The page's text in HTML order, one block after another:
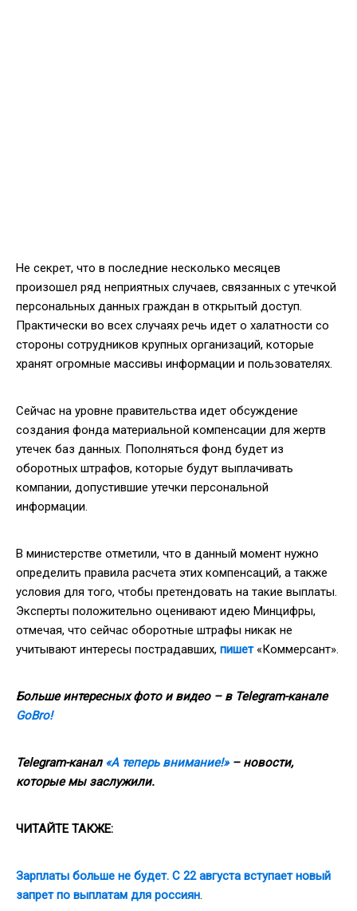
Не секрет, что в последние несколько месяцев
произошел ряд неприятных случаев, связанных с утечкой
персональных данных граждан в открытый доступ.
Практически во всех случаях речь идет о халатности со
стороны сотрудников крупных организаций, которые
хранят огромные массивы информации и пользователях.
Сейчас на уровне правительства идет обсуждение
создания фонда материальной компенсации для жертв
утечек баз данных. Пополняться фонд будет из
оборотных штрафов, которые будут выплачивать
компании, допустившие утечки персональной
информации.
В министерстве отметили, что в данный момент нужно
определить правила расчета этих компенсаций, а также
условия для того, чтобы претендовать на такие выплаты.
Эксперты положительно оценивают идею Минцифры,
отмечая, что сейчас оборотные штрафы никак не
учитывают интересы пострадавших, пишет«Коммерсант».
Больше интересных фото и видео – в Telegram-канале
GoBro!
Telegram-канал «А теперь внимание!»– новости,
которые мы заслужили.
ЧИТАЙТЕ ТАКЖЕ:
Зарплаты больше не будет. С 22 августа вступает новый
запрет по выплатам для россиян.